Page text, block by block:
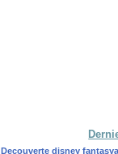
Decouverte disney fantasya